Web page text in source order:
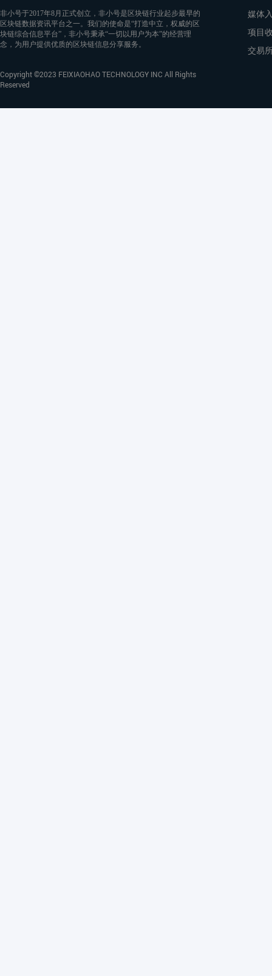
非小号于2017年8月正式创立，非小号是区块链行业起步最早的
区块链数据资讯平台之一。我们的使命是“打造中立，权威的区
块链综合信息平台”，非小号秉承“一切以用户为本”的经营理
念，为用户提供优质的区块链信息分享服务。
Copyright ©2023 FEIXIAOHAO TECHNOLOGY INC All Rights
Reserved
媒体
项目
交易